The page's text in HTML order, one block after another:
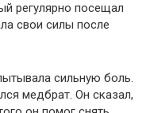
регулярно посещал
свои силы после
сильную боль.
медбрат. Он сказал,